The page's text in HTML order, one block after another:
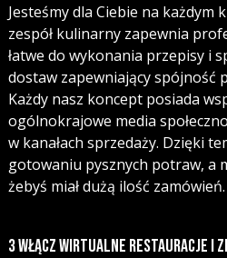
Jesteśmy dla Ciebie na każdym
zespół kulinarny zapewnia
łatwe do wykonania przepisy i
dostaw zapewniający spójność
Każdy nasz koncept posiada
ogólnokrajowe media
w kanałach sprzedaży. Dzięki
gotowaniu pysznych potraw, a
żebyś miał dużą ilość zamówień.
3 WŁĄCZ WIRTUALNE RESTAURACJE I